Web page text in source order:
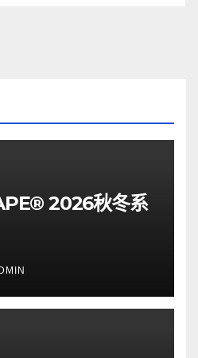
2026秋冬系